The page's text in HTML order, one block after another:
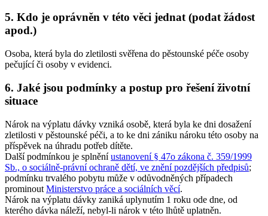
5. Kdo je oprávněn v této věci jednat (podat žádost
apod.)
Osoba, která byla do zletilosti svěřena do pěstounské péče osoby
pečující či osoby v evidenci.
6. Jaké jsou podmínky a postup pro řešení životní
situace
Nárok na výplatu dávky vzniká osobě, která byla ke dni dosažení
zletilosti v pěstounské péči, a to ke dni zániku nároku této osoby na
příspěvek na úhradu potřeb dítěte.
Další podmínkou je splněníustanovení § 47o zákona č. 359/1999
Sb., o sociálně-právní ochraně dětí, ve znění pozdějších předpisů;
podmínku trvalého pobytu může v odůvodněných případech
prominout Ministerstvo práce a sociálních věcí.
Nárok na výplatu dávky zaniká uplynutím 1 roku ode dne, od
kterého dávka náleží, nebyl-li nárok v této lhůtě uplatněn.